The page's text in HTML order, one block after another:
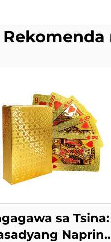
sa Tsina:
Naprint